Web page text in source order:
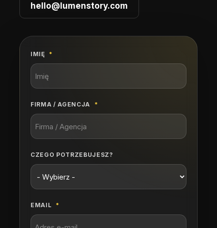
hello@lumenstory.com
IMIĘ
FIRMA / AGENCJA
CZEGO POTRZEBUJESZ?
EMAIL